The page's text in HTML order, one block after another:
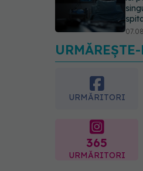
Ce
pe
URMĂRITORI
365
URMĂRITORI